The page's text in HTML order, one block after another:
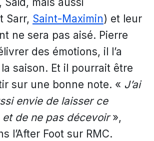
Sarr, Saint-Maximin) et leur
ne sera pas aisé. Pierre
des émotions, il l’a
saison. Et il pourrait être
sur une bonne note. « J’ai
envie de laisser ce
de ne pas décevoir »,
l’After Foot sur RMC.